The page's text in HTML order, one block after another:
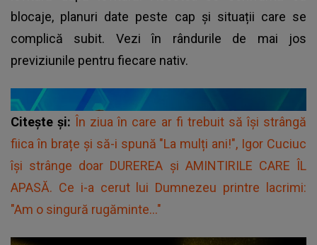
blocaje, planuri date peste cap și situații care se
complică subit. Vezi în rândurile de mai jos
previziunile pentru fiecare nativ.
Citește și:În ziua în care ar fi trebuit să își strângă
fiica în brațe și să-i spună "La mulți ani!", Igor Cuciuc
își strânge doar DUREREA și AMINTIRILE CARE ÎL
APASĂ. Ce i-a cerut lui Dumnezeu printre lacrimi:
"Am o singură rugăminte..."